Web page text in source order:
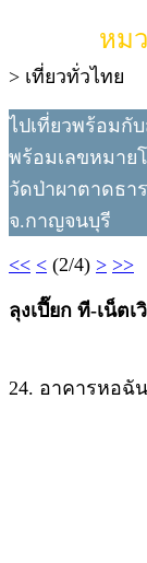
หม
> เที่ยวทั่วไทย
ไปเที่ยวพร้อมกั
พร้อมเลขหมาย
วัดป่าผาตาดธา
จ.กาญจนบุรี
<< < (2/4) > >>
ลุงเปี๊ยก ที-เน็ต
24. อาคารหอฉัน